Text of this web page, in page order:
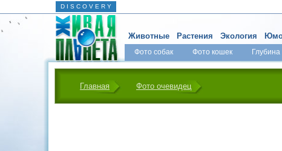
D I S C O V E R Y
Животные Растения Экология
Фото собак Фото кошек Глубина
Главная Фото очевидец